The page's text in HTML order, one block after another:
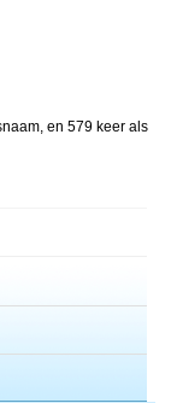
en 579 keer als